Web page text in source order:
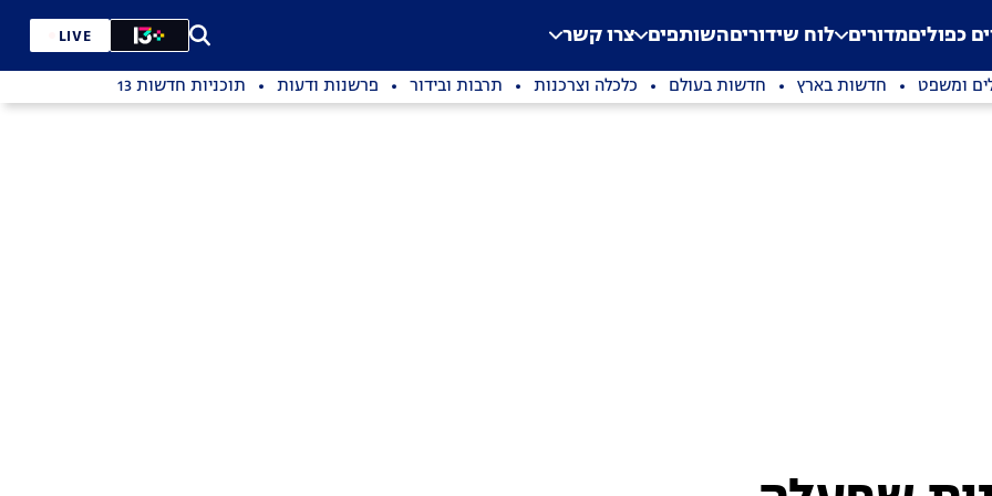
Application error: a
. כפוליםמדורים לוח שידוריםהשותפים צרו קשר LIVE
ומשפט חדשות בארץ חדשות בעולם כלכלה וצרכנות תרבות ובידור פרשנות ודעות תוכניות חדשות 13